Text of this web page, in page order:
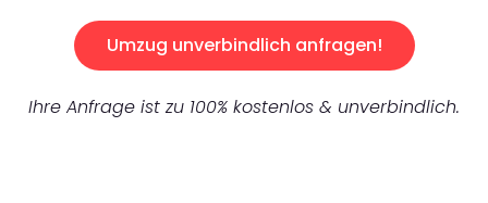
Umzug unverbindlich anfragen!
Ihre Anfrage ist zu 100% kostenlos & unverbindlich.